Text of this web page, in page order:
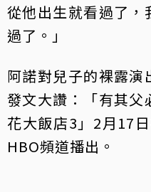
從他出生就看過了，
過了。」
阿諾對兒子的裸露演
發文大讚：「有其父
花大飯店3」2月17
HBO頻道播出。